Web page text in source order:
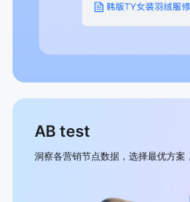
AB test
洞察各营销节点数据，选择最优方案